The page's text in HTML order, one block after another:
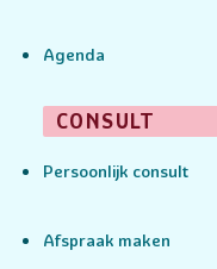
Agenda
CONSULT
Persoonlijk consult
Afspraak maken